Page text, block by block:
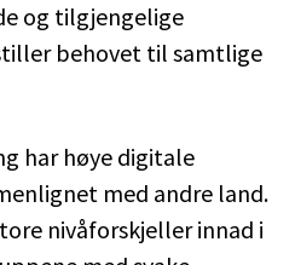
og tilgjengelige
behovet til samtlige
har høye digitale
med andre land.
nivåforskjeller innad i